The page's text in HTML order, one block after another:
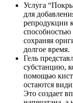
Услуга
для
репродукции
сохраняя
долгое время.
Гель
субстанцию,
помощью
остаются
Это создает